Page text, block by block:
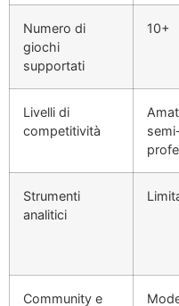
Numero di
giochi
supportati
10+
Livelli di
competitività
Strumenti
analitici
Community e